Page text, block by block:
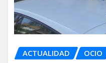
ACTUALIDAD OCIO